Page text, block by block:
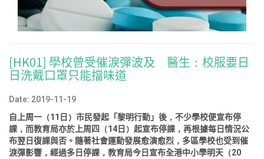
[HK01] 學校曾受催淚彈波及 醫生：校服要日
日洗戴口罩只能擋味道
Date: 2019-11-19
自上周一（11日）市民發起「黎明行動」後，不少學校便宣布停
課，而教育局亦於上周四（14日）起宣布停課，再根據每日情況公
布翌日復課與否。隨著社會運動發展愈演愈烈，多區學校也受到催
淚彈影響，經過多日停課，教育局今日宣布全港中小學明天（20